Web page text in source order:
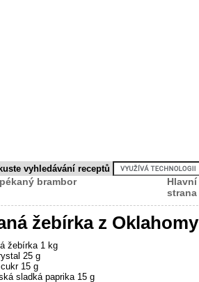
vyhledávání receptů
brambor
Hlavní
strana
žebírka z Oklahomy
žebírka 1 kg
25 g
15 g
sladká paprika 15 g